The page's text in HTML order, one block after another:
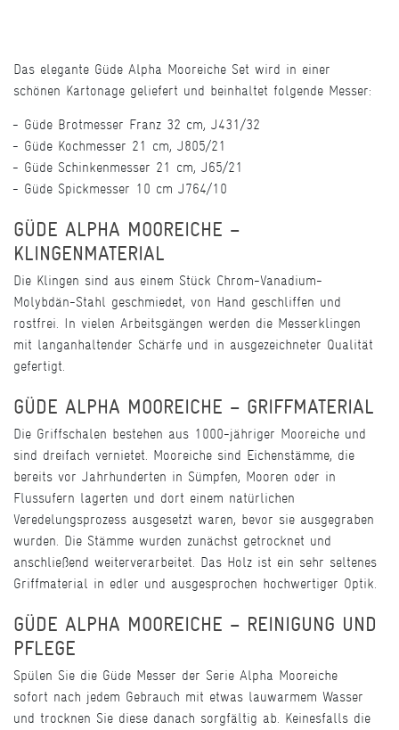
Das elegante Güde Alpha Mooreiche Set wird in einer
schönen Kartonage geliefert und beinhaltet folgende Messer:
Güde Brotmesser Franz 32 cm, J431/32
Güde Kochmesser 21 cm, J805/21
Güde Schinkenmesser 21 cm, J65/21
Güde Spickmesser 10 cm J764/10
GÜDE ALPHA MOOREICHE –
KLINGENMATERIAL
Die Klingen sind aus einem Stück Chrom-Vanadium-
Molybdän-Stahl geschmiedet, von Hand geschliffen und
rostfrei. In vielen Arbeitsgängen werden die Messerklingen
mit langanhaltender Schärfe und in ausgezeichneter Qualität
gefertigt.
GÜDE ALPHA MOOREICHE – GRIFFMATERIAL
Die Griffschalen bestehen aus 1000-jähriger Mooreiche und
sind dreifach vernietet. Mooreiche sind Eichenstämme, die
bereits vor Jahrhunderten in Sümpfen, Mooren oder in
Flussufern lagerten und dort einem natürlichen
Veredelungsprozess ausgesetzt waren, bevor sie ausgegraben
wurden. Die Stämme wurden zunächst getrocknet und
anschließend weiterverarbeitet. Das Holz ist ein sehr seltenes
Griffmaterial in edler und ausgesprochen hochwertiger Optik.
GÜDE ALPHA MOOREICHE – REINIGUNG UND
PFLEGE
Spülen Sie die Güde Messer der Serie Alpha Mooreiche
sofort nach jedem Gebrauch mit etwas lauwarmem Wasser
und trocknen Sie diese danach sorgfältig ab. Keinesfalls die